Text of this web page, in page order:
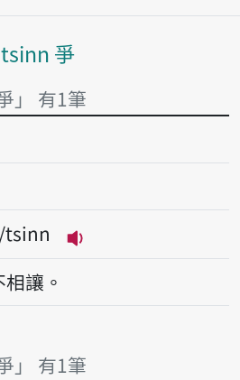
主內容區塊
tsinn 爭
」 有1筆
播放音讀tsenn/
讓。
」 有1筆